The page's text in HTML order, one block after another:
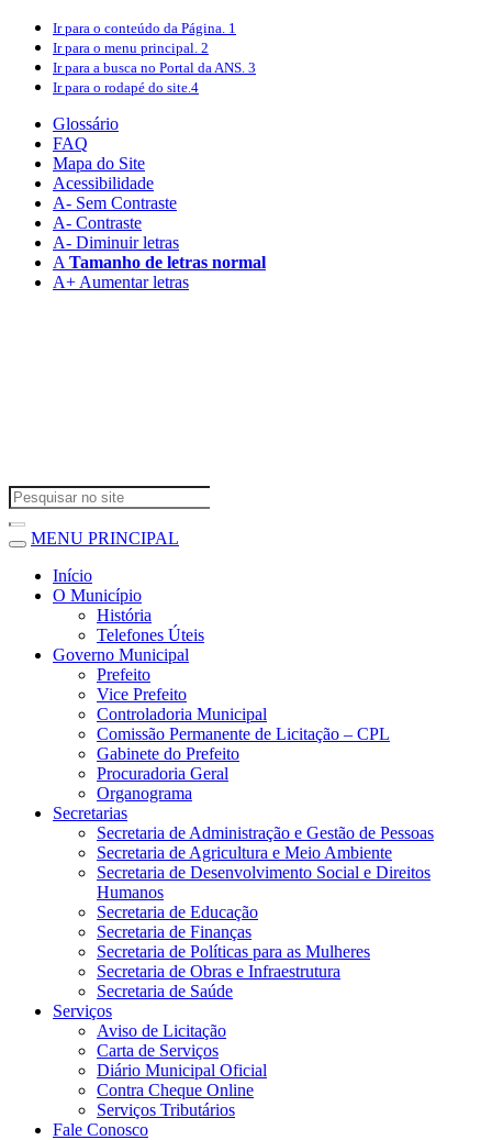
Ir para o conteúdo da Página. 1
Ir para o menu principal. 2
Ir para a busca no Portal da ANS. 3
Ir para o rodapé do site.4
Glossário
FAQ
Mapa do Site
Acessibilidade
A- Sem Contraste
A- Contraste
A- Diminuir letras
A Tamanho de letras normal
A+ Aumentar letras
MENU PRINCIPAL
Início
O Município
História
Telefones Úteis
Governo Municipal
Prefeito
Vice Prefeito
Controladoria Municipal
Comissão Permanente de Licitação – CPL
Gabinete do Prefeito
Procuradoria Geral
Organograma
Secretarias
Secretaria de Administração e Gestão de Pessoas
Secretaria de Agricultura e Meio Ambiente
Secretaria de Desenvolvimento Social e Direitos
Humanos
Secretaria de Educação
Secretaria de Finanças
Secretaria de Políticas para as Mulheres
Secretaria de Obras e Infraestrutura
Secretaria de Saúde
Serviços
Aviso de Licitação
Carta de Serviços
Diário Municipal Oficial
Contra Cheque Online
Serviços Tributários
Fale Conosco